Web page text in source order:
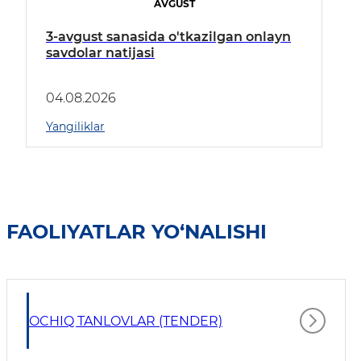
AVGUST
3-avgust sanasida o'tkazilgan onlayn
savdolar natijasi
04.08.2026
Yangiliklar
FAOLIYATLAR YO‘NALISHI
OCHIQ TANLOVLAR (TENDER)